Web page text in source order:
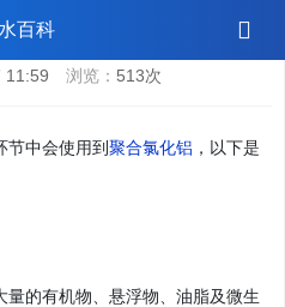
百科
11:59 浏览： 513次
节中会使用到聚合氯化铝 ，以下是
的有机物、悬浮物、油脂及微生